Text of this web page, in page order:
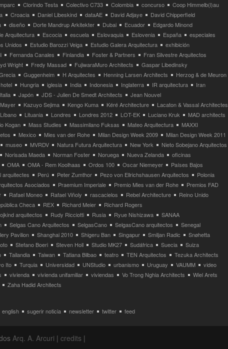
Clorindo Testa Colectivo C733 Colombia concurso
Coop Himmelb(l)au
Croacia Daniel Libeskind dataAE David Adjaye
David Chipperfield
diseño Dorte Mandrup Arkitekter Dubai Ecuador
Edgardo Minond
Arquitectura Escocia escuela Eslovaquia Eslovenia España
especiales
Unidos Estudio Barozzi Veiga Estudio Galera Arquitectura
exhibición
Fernanda Canales Finlandia Foster & Partners
Fran Silvestre Arquitectos
Wright Fredy Massad FujiwaraMuro Architects
Gaspar Libedinsky
Guggenheim H Arquitectes Henning Larsen Architects
Herzog & de Meuron
hotel Hungria iglesia India Indonesia Inglaterra IR arquitectura
Iran
Italia Japón JDS - Julien De Smedt Architects
Jean Nouvel
Kazuyo Sejima Kengo Kuma Kéré Architecture
Lacaton & Vassal Architectes
Líbano Lituania Londres Londres 2012 LOT-EK Luciano Kruk
MAD architects
Kogan Mass Studies Massimilano Fuksas Mateo Arquitectura
MAXXI
Mexico Mies van der Rohe Milan Design Week 2009
Milan Design Week 2011
museo MVRDV Natura Futura Arquitectura New York
Nieto Sobejano Arquitectos
Norisada Maeda Norman Foster Noruega Nueva Zelanda
oficinas
OMA OMA - Rem Koolhaas Ordos 100 Oscar Niemeyer
Países Bajos
arquitectes Perú Peter Zumthor Pezo von Ellrichshausen Arquitectos
Polonia
Asociados Praemium Imperiale Premio Mies van der Rohe
Premios FAD
Rafael Moneo Rafael Viñoly rascacielos Rebel Architecture
Reino Unido
Checa REX Richard Meier
Richard Rogers
arquitectos Rudy Ricciotti Rusia Ryue Nishizawa
SANAA
Selgas Cano Arquitectos SelgasCano SelgasCano arquitectos
Senegal
Pavilion Shanghai 2010 Shigeru Ban Singapur Smiljan Radic
Snøhetta
Stefano Boeri Steven Holl Studio MK27 Sudáfrica Suecia
Suiza
Tailandia Taiwan Tatiana Bilbao teatro TEN Arquitectos
Tezuka Architects
Ito Turquia Universidad UNStudio urbanismo Uruguay VAUMM
video
vivienda vivienda unifamiliar viviendas Vo Trong Nghia Architects
Wiel Arets
Zaha Hadid Architects
english sugerir noticia newsletter twitter feed
Arq. A. Arcuri | credits |